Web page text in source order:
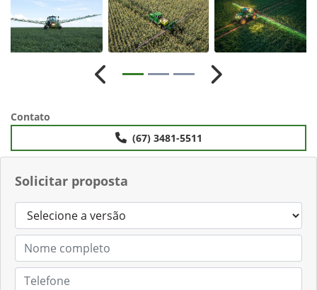
Solicitar proposta
Anterior Próximo
Contato
(67) 3481-5511